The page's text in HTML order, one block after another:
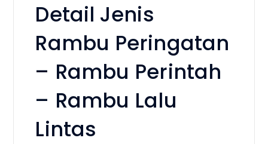
Detail Jenis
Rambu Peringatan
– Rambu Perintah
– Rambu Lalu
Lintas